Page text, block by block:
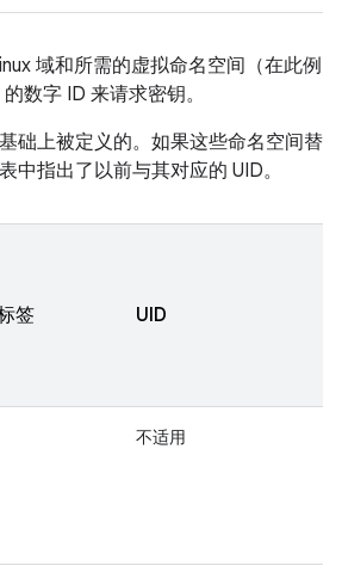
域和所需的虚拟命名空间（在此例
的数字 ID 来请求密钥。
础上被定义的。如果这些命名空间替
中指出了以前与其对应的 UID。
签 UID
不适用